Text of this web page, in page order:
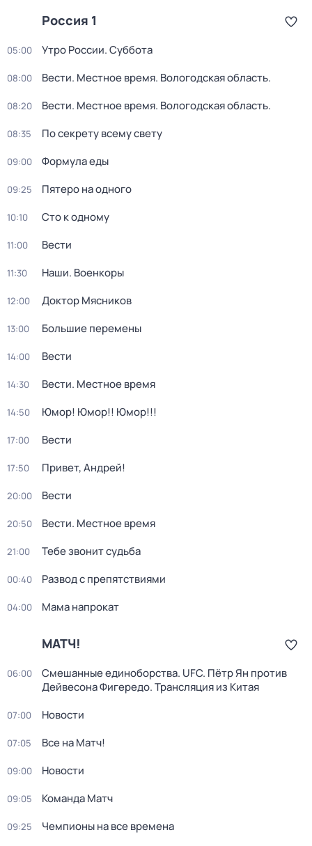
Россия 1
05:00 Утро России. Суббота
08:00 Вести. Местное время. Вологодская область.
08:20 Вести. Местное время. Вологодская область.
08:35 По секрету всему свету
09:00 Формула еды
09:25 Пятеро на одного
10:10 Сто к одному
11:00 Вести
11:30 Наши. Военкоры
12:00 Доктор Мясников
13:00 Большие перемены
14:00 Вести
14:30 Вести. Местное время
14:50 Юмор! Юмор!! Юмор!!!
17:00 Вести
17:50 Привет, Андрей!
20:00 Вести
20:50 Вести. Местное время
21:00 Тебе звонит судьба
00:40 Развод с препятствиями
04:00 Мама напрокат
МАТЧ!
06:00
Смешанные единоборства. UFC. Пётр Ян против
Дейвесона Фигередо. Трансляция из Китая
07:00 Новости
07:05 Все на Матч!
09:00 Новости
09:05 Команда Матч
09:25 Чемпионы на все времена